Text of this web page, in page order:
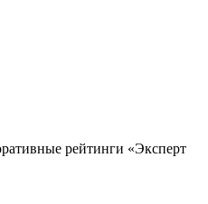
рейтинги «Эксперт